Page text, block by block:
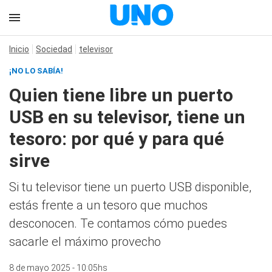
Inicio Sociedad televisor
¡NO LO SABÍA!
Quien tiene libre un puerto
USB en su televisor, tiene un
tesoro: por qué y para qué
sirve
Si tu televisor tiene un puerto USB disponible,
estás frente a un tesoro que muchos
desconocen. Te contamos cómo puedes
sacarle el máximo provecho
8 de mayo 2025 - 10:05hs